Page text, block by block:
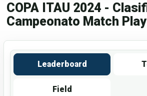
COPA ITAU 2024 -
Campeonato Match
Leaderboard
Field